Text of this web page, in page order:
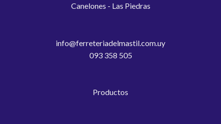
Canelones - Las Piedras
info@ferreteriadelmastil.com.uy
093 358 505
Productos